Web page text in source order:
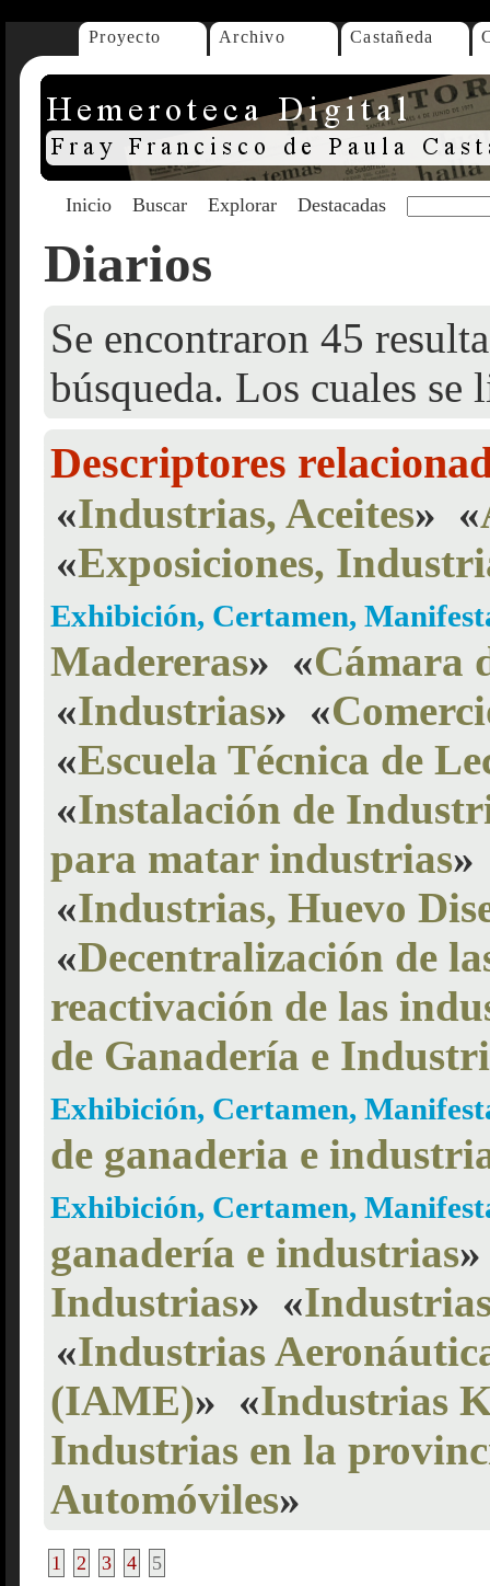
Proyecto Archivo Castañeda
Inicio Buscar Explorar Destacadas
Diarios
Se encontraron 45
búsqueda. Los cuales se
Descriptores
«Industrias, Aceites» «
«Exposiciones,
Exhibición, Certamen,
Madereras» «Cámara
«Industrias» «
«Escuela Técnica de
«Instalación de
para matar industrias»
«Industrias, Huevo
«Decentralización de
reactivación de las
de Ganadería e
Exhibición, Certamen,
de ganaderia e
Exhibición, Certamen,
ganadería e industrias»
Industrias» «
«Industrias
(IAME)» «Industrias
Industrias en la
Automóviles»
1 2 3 4 5